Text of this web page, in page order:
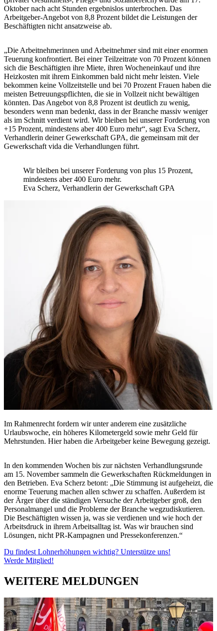
Oktober nach acht Stunden ergebnislos unterbrochen. Das
Arbeitgeber-Angebot von 8,8 Prozent bildet die Leistungen der
Beschäftigten nicht ansatzweise ab.
„Die Arbeitnehmerinnen und Arbeitnehmer sind mit einer enormen
Teuerung konfrontiert. Bei einer Teilzeitrate von 70 Prozent können
sich die Beschäftigten ihre Miete, ihren Wocheneinkauf und ihre
Heizkosten mit ihrem Einkommen bald nicht mehr leisten. Viele
bekommen keine Vollzeitstelle und bei 70 Prozent Frauen haben die
meisten Betreuungspflichten, die sie in Vollzeit nicht bewältigen
könnten. Das Angebot von 8,8 Prozent ist deutlich zu wenig,
besonders wenn man bedenkt, dass in der Branche massiv weniger
als im Schnitt verdient wird. Wir bleiben bei unserer Forderung von
+15 Prozent, mindestens aber 400 Euro mehr“, sagt Eva Scherz,
Verhandlerin deiner Gewerkschaft GPA, die gemeinsam mit der
Gewerkschaft vida die Verhandlungen führt.
Wir bleiben bei unserer Forderung von plus 15 Prozent,
mindestens aber 400 Euro mehr.
Eva Scherz, Verhandlerin der Gewerkschaft GPA
Im Rahmenrecht fordern wir unter anderem eine zusätzliche
Urlaubswoche, ein höheres Kilometergeld sowie mehr Geld für
Mehrstunden. Hier haben die Arbeitgeber keine Bewegung gezeigt.
In den kommenden Wochen bis zur nächsten Verhandlungsrunde
am 15. November sammeln die Gewerkschaften Rückmeldungen in
den Betrieben. Eva Scherz betont: „Die Stimmung ist aufgeheizt, die
enorme Teuerung machen allen schwer zu schaffen. Außerdem ist
der Ärger über die ständigen Versuche der Arbeitgeber groß, den
Personalmangel und die Probleme der Branche wegzudiskutieren.
Die Beschäftigten wissen ja, was sie verdienen und wie hoch der
Arbeitsdruck in ihrem Arbeitsalltag ist. Was wir brauchen sind
Lösungen, nicht PR-Kampagnen und Pressekonferenzen.“
Du findest Lohnerhöhungen wichtig? Unterstütze uns!
Werde Mitglied!
WEITERE MELDUNGEN